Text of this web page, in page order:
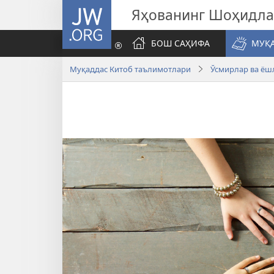
JW.ORG Яҳованинг
БОШ САҲИФА
Муқаддас Китоб таълимотлари Ўсмирлар ва